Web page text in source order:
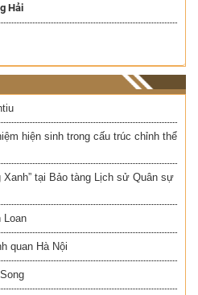
Hải
hiện sinh trong cấu trúc chỉnh thể
Xanh” tại Bảo tàng Lịch sử Quân sự
Loan
quan Hà Nội